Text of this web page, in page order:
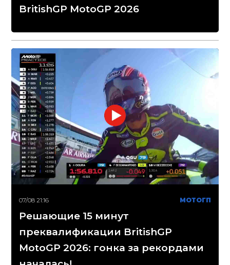
BritishGP MotoGP 2026
07/08 21:16 МОТОГП
Решающие 15 минут
преквалификации BritishGP
MotoGP 2026: гонка за рекордами